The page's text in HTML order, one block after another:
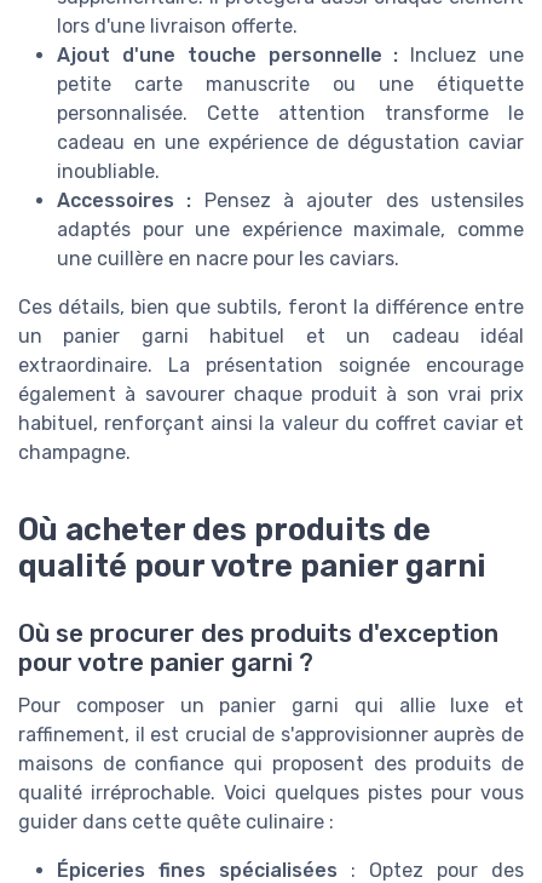
lors d'une livraison offerte.
Ajout d'une touche personnelle : Incluez une
petite carte manuscrite ou une étiquette
personnalisée. Cette attention transforme le
cadeau en une expérience de dégustation caviar
inoubliable.
Accessoires : Pensez à ajouter des ustensiles
adaptés pour une expérience maximale, comme
une cuillère en nacre pour les caviars.
Ces détails, bien que subtils, feront la différence entre
un panier garni habituel et un cadeau idéal
extraordinaire. La présentation soignée encourage
également à savourer chaque produit à son vrai prix
habituel, renforçant ainsi la valeur du coffret caviar et
champagne.
Où acheter des produits de
qualité pour votre panier garni
Où se procurer des produits d'exception
pour votre panier garni ?
Pour composer un panier garni qui allie luxe et
raffinement, il est crucial de s'approvisionner auprès de
maisons de confiance qui proposent des produits de
qualité irréprochable. Voici quelques pistes pour vous
guider dans cette quête culinaire :
Épiceries fines spécialisées : Optez pour des